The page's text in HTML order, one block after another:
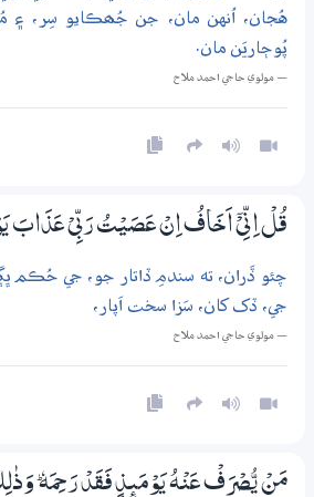
هُجان، اُنهن مان، جن جُھڪايو سِر، ۽
پُوڄاريَن مان.
— مولوي حاجي احمد ملاح
قُلْ اِنِّىْٓ اَخَافُ اِنْ عَصَيْتُ رَبِّيْ عَذَابَ
چئو ڏَران، ته سندمِ ڏاتار جو، جي حُڪم
جي، ڏک کان، سَزا سخت اَپار،
— مولوي حاجي احمد ملاح
مَنْ يُّصْرَفْ عَنْهُ يَوْمَىِٕذٍ فَقَدْ رَحِمَهٗ